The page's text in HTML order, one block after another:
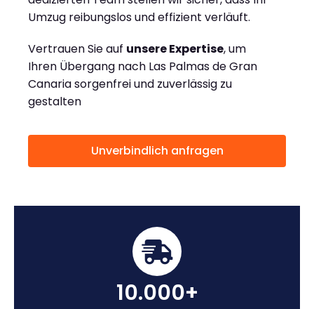
Umzug reibungslos und effizient verläuft.
Vertrauen Sie auf unsere Expertise, um
Ihren Übergang nach Las Palmas de Gran
Canaria sorgenfrei und zuverlässig zu
gestalten
Unverbindlich anfragen
10.000+